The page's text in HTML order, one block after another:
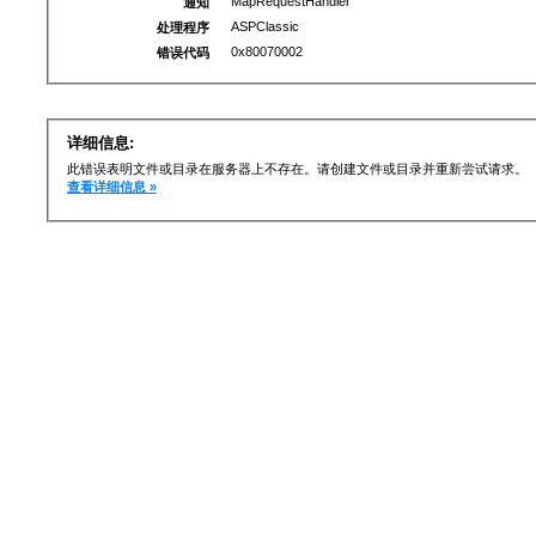
处理程序
ASPClassic
错误代码
0x80070002
详细信息:
此错误表明文件或目录在服务器上不存在。请创建文件或目录并重新尝试请求。
查看详细信息 »